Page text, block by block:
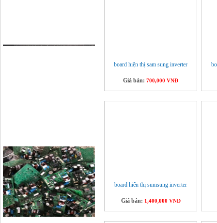
board hiện thị sam sung inverter
Giá bán: 700,000 VNĐ
board hiển thị sumsung inverter
Giá bán: 1,400,000 VNĐ